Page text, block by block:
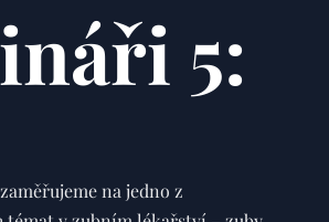
5:
na jedno z